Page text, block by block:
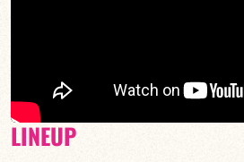
LINEUP